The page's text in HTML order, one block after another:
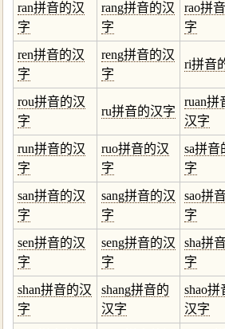
ran拼音的汉
字
rang拼音的汉
字
rao拼
字
ren拼音的汉
字
reng拼音的汉
字
ri拼音
rou拼音的汉
字
ru拼音的汉字
ruan拼
汉字
run拼音的汉
字
ruo拼音的汉
字
sa拼音
字
san拼音的汉
字
sang拼音的汉
字
sao拼
字
sen拼音的汉
字
seng拼音的汉
字
sha拼
字
shan拼音的汉
字
shang拼音的
汉字
shao拼
汉字